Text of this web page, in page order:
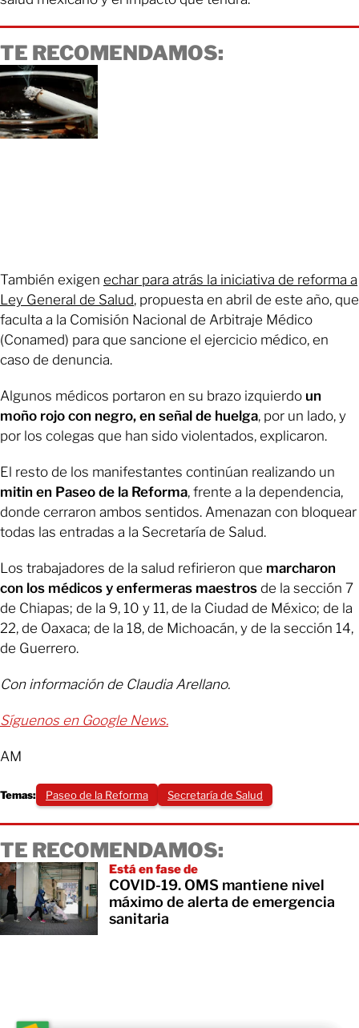
TE RECOMENDAMOS:
También exigen echar para atrás la iniciativa de reforma a
Ley General de Salud, propuesta en abril de este año, que
faculta a la Comisión Nacional de Arbitraje Médico
(Conamed) para que sancione el ejercicio médico, en
caso de denuncia.
Algunos médicos portaron en su brazo izquierdo un
moño rojo con negro, en señal de huelga, por un lado, y
por los colegas que han sido violentados, explicaron.
El resto de los manifestantes continúan realizando un
mitin en Paseo de la Reforma, frente a la dependencia,
donde cerraron ambos sentidos. Amenazan con bloquear
todas las entradas a la Secretaría de Salud.
Los trabajadores de la salud refirieron que marcharon
con los médicos y enfermeras maestros de la sección 7
de Chiapas; de la 9, 10 y 11, de la Ciudad de México; de la
22, de Oaxaca; de la 18, de Michoacán, y de la sección 14,
de Guerrero.
Con información de Claudia Arellano.
Síguenos en Google News.
AM
Temas: Paseo de la Reforma Secretaría de Salud
TE RECOMENDAMOS:
Está en fase de
COVID-19. OMS mantiene nivel
máximo de alerta de emergencia
sanitaria